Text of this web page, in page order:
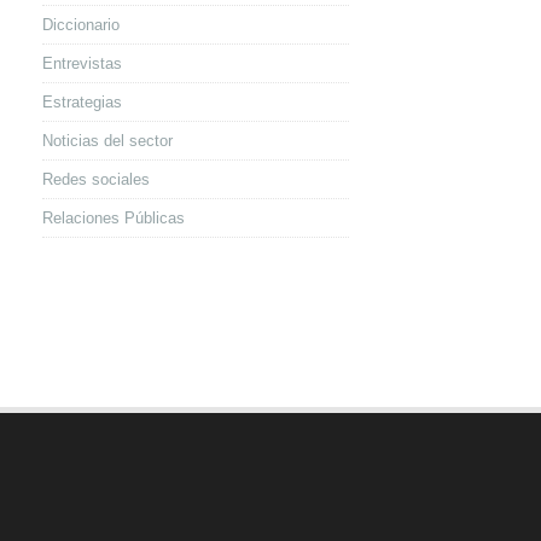
Diccionario
Entrevistas
Estrategias
Noticias del sector
Redes sociales
Relaciones Públicas